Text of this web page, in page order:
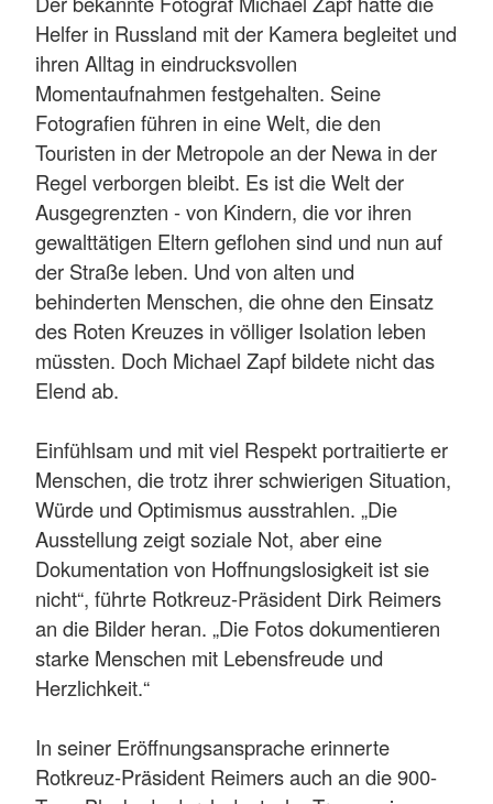
Helfer in Russland mit der Kamera begleitet und
ihren Alltag in eindrucksvollen
Momentaufnahmen festgehalten. Seine
Fotografien führen in eine Welt, die den
Touristen in der Metropole an der Newa in der
Regel verborgen bleibt. Es ist die Welt der
Ausgegrenzten - von Kindern, die vor ihren
gewalttätigen Eltern geflohen sind und nun auf
der Straße leben. Und von alten und
behinderten Menschen, die ohne den Einsatz
des Roten Kreuzes in völliger Isolation leben
müssten. Doch Michael Zapf bildete nicht das
Elend ab.
Einfühlsam und mit viel Respekt portraitierte er
Menschen, die trotz ihrer schwierigen Situation,
Würde und Optimismus ausstrahlen. „Die
Ausstellung zeigt soziale Not, aber eine
Dokumentation von Hoffnungslosigkeit ist sie
nicht“, führte Rotkreuz-Präsident Dirk Reimers
an die Bilder heran. „Die Fotos dokumentieren
starke Menschen mit Lebensfreude und
Herzlichkeit.“
In seiner Eröffnungsansprache erinnerte
Rotkreuz-Präsident Reimers auch an die 900-